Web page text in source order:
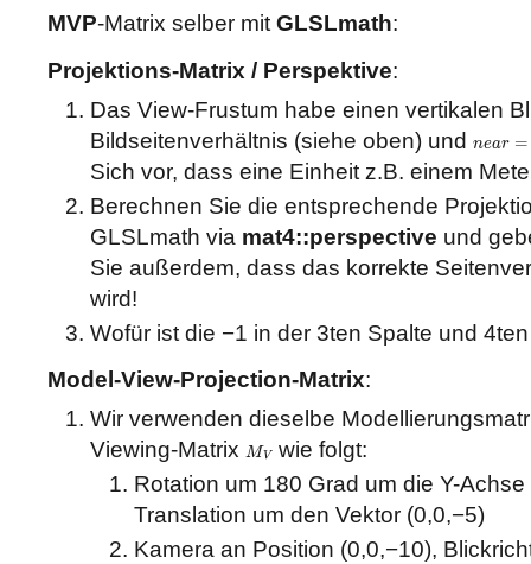
MVP-Matrix selber mit GLSLmath:
Projektions-Matrix / Perspektive:
Das View-Frustum habe einen vertikalen
Bildseitenverhältnis (siehe oben) undnear =
near= 1
Sich vor, dass eine Einheit z.B. einem
Berechnen Sie die entsprechende
GLSLmath via mat4::perspective und
Sie außerdem, dass das korrekte
wird!
Wofür ist die −1 in der 3ten Spalte und
Model-View-Projection-Matrix:
Wir verwenden dieselbe
Viewing-Matrix M V
MV
wie folgt:
Rotation um 180 Grad um die Y-
Translation um den Vektor (0,0,−5)
Kamera an Position (0,0,−10),